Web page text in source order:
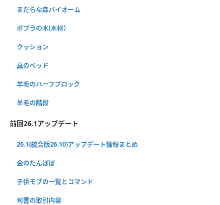
まだらな森バイオーム
ポプラの木(木材）
クッション
藁のベッド
羊毛のハーフブロック
羊毛の階段
前回26.1アップデート
26.1(統合版26.10)アップデート情報まとめ
金のたんぽぽ
子供モブの一覧とコマンド
司書の取引内容